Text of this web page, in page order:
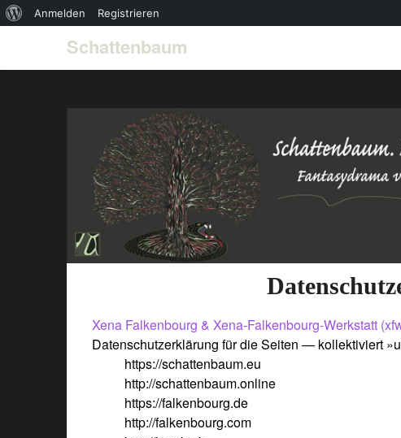
Schattenbaum
Xena Falkenbourg & Xena-Falkenbourg-Werkstatt
Datenschutzerklärung für die Seiten — kollektiviert
https://schattenbaum.eu
http://schattenbaum.online
https://falkenbourg.de
http://falkenbourg.com
Über
WordPress
Anmelden Registrieren